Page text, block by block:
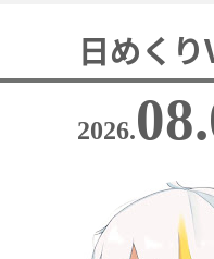
日めく
2026.